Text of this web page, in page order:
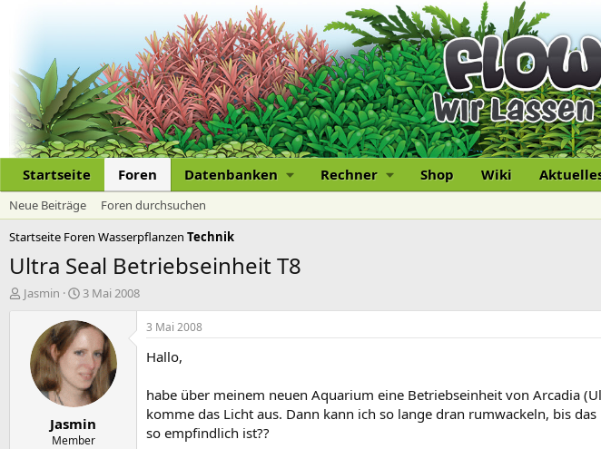
Startseite Foren Datenbanken Rechner Shop Wiki
Neue Beiträge
Foren durchsuchen
Startseite Foren Wasserpflanzen Technik
Ultra Seal Betriebseinheit T8
E
Jasmin
E
s
t
e
l
l
t
a
m
3 Mai 2008
Jasmin
Member
3 Mai 2008
Hallo,
habe über meinem neuen Aquarium eine Betriebseinheit von Arcadia
komme das Licht aus. Dann kann ich so lange dran rumwackeln, bis
so empfindlich ist??